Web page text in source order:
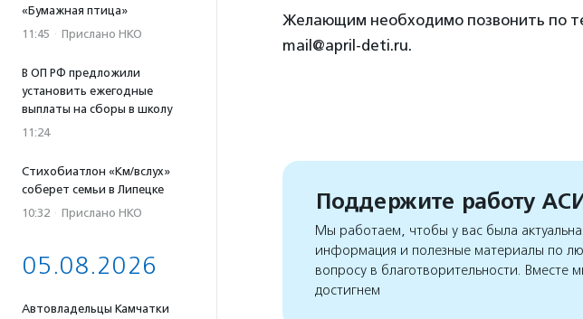
«Бумажная птица»
11:45 · Прислано НКО
В ОП РФ предложили
установить ежегодные
выплаты на сборы в школу
11:24
Стихобиатлон «Км/вслух»
соберет семьи в Липецке
10:32 · Прислано НКО
05.08.2026
Автовладельцы Камчатки
Желающим необходимо позвонить по
mail@april-deti.ru.
Поддержите работу
Мы работаем, чтобы у вас была
информация и полезные материалы по
вопросу в благотворительности. Вместе
достигнем